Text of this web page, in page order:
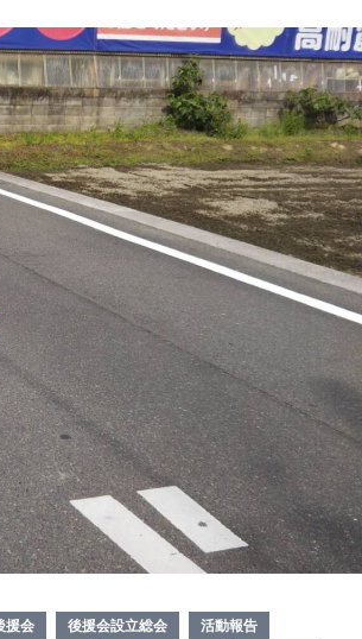
援会 後援会設立総会
活動報告